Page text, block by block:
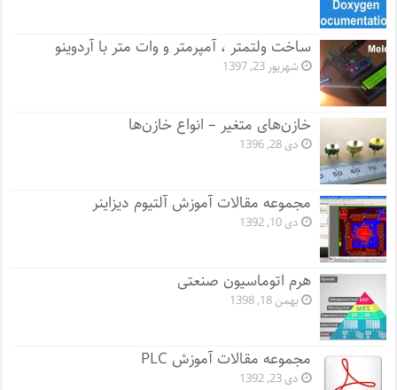
ساخت ولتمتر ، آمپرمتر و وات متر با آردوینو
شهریور 23, 1397
خازن‌های متغیر – انواع خازن‌ها
دی 28, 1396
مجموعه مقالات آموزش آلتیوم دیزاینر
دی 10, 1392
هرم اتوماسیون صنعتی
بهمن 18, 1398
مجموعه مقالات آموزش PLC
دی 23, 1392